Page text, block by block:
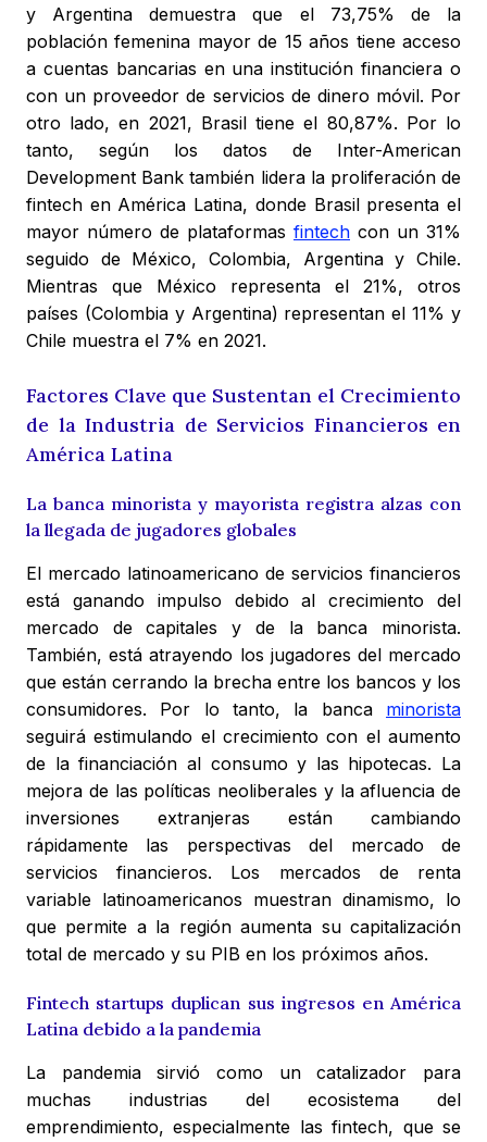
y Argentina demuestra que el 73,75% de la
población femenina mayor de 15 años tiene acceso
a cuentas bancarias en una institución financiera o
con un proveedor de servicios de dinero móvil. Por
otro lado, en 2021, Brasil tiene el 80,87%. Por lo
tanto, según los datos de Inter-American
Development Bank también lidera la proliferación de
fintech en América Latina, donde Brasil presenta el
mayor número de plataformas fintech con un 31%
seguido de México, Colombia, Argentina y Chile.
Mientras que México representa el 21%, otros
países (Colombia y Argentina) representan el 11% y
Chile muestra el 7% en 2021.
Factores Clave que Sustentan el Crecimiento
de la Industria de Servicios Financieros en
América Latina
La banca minorista y mayorista registra alzas con
la llegada de jugadores globales
El mercado latinoamericano de servicios financieros
está ganando impulso debido al crecimiento del
mercado de capitales y de la banca minorista.
También, está atrayendo los jugadores del mercado
que están cerrando la brecha entre los bancos y los
consumidores. Por lo tanto, la banca minorista
seguirá estimulando el crecimiento con el aumento
de la financiación al consumo y las hipotecas. La
mejora de las políticas neoliberales y la afluencia de
inversiones extranjeras están cambiando
rápidamente las perspectivas del mercado de
servicios financieros. Los mercados de renta
variable latinoamericanos muestran dinamismo, lo
que permite a la región aumenta su capitalización
total de mercado y su PIB en los próximos años.
Fintech startups duplican sus ingresos en América
Latina debido a la pandemia
La pandemia sirvió como un catalizador para
muchas industrias del ecosistema del
emprendimiento, especialmente las fintech, que se